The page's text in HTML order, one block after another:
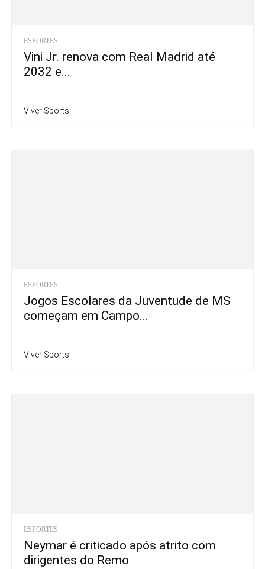
ESPORTES
Vini Jr. renova com Real Madrid até
2032 e...
Viver Sports
ESPORTES
Jogos Escolares da Juventude de MS
começam em Campo...
Viver Sports
ESPORTES
Neymar é criticado após atrito com
dirigentes do Remo